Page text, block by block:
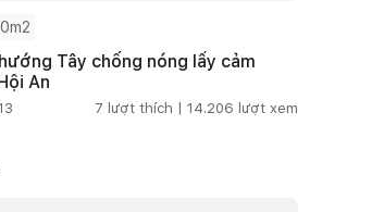
Tây chống nóng lấy cảm
An
7 lượt thích | 14.206 lượt xem